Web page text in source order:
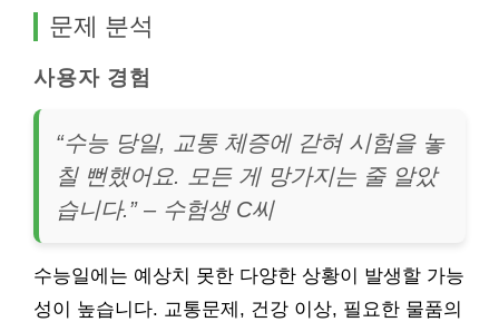
문제 분석
사용자 경험
“수능 당일, 교통 체증에 갇혀 시험을 놓
칠 뻔했어요. 모든 게 망가지는 줄 알았
습니다.” – 수험생 C씨
수능일에는 예상치 못한 다양한 상황이 발생할 가능
성이 높습니다. 교통문제, 건강 이상, 필요한 물품의